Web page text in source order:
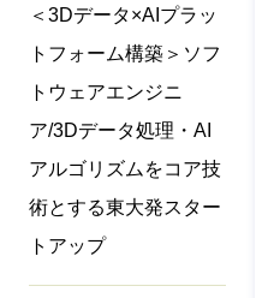
＜3Dデータ×AIプラッ
トフォーム構築＞ソフ
トウェアエンジニ
ア/3Dデータ処理・AI
アルゴリズムをコア技
術とする東大発スター
トアップ